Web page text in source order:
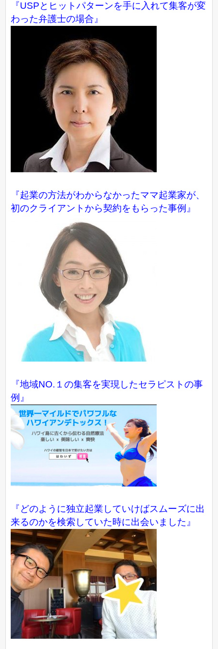
『USPとヒットパターンを手に入れて集客が変
わった弁護士の場合』
『起業の方法がわからなかったママ起業家が、
初のクライアントから契約をもらった事例』
『地域NO.１の集客を実現したセラピストの事
例』
『どのように独立起業していけばスムーズに出
来るのかを検索していた時に出会いました』